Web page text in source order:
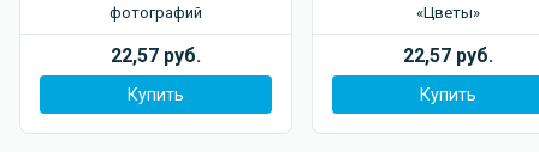
фотографий
22,57 руб.
Купить
«Цветы»
22,57 руб.
Купить